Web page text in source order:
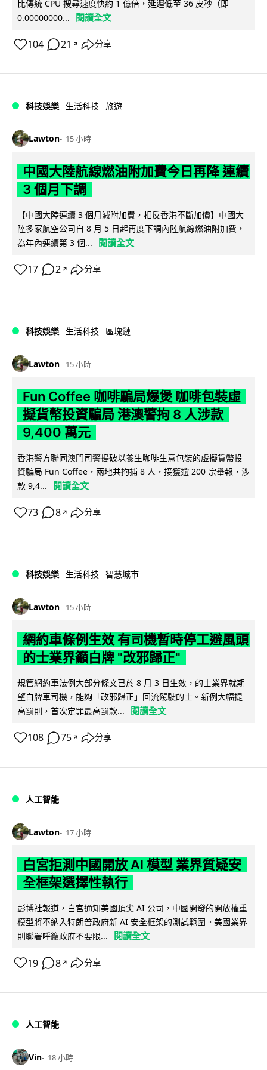
比傳統 CPU 搜尋速度快約 1 億倍，延遲低至 36 皮秒（即
0.00000000...
閱讀全文
104 21 ↗ 分享
科技娛樂 生活科技 旅遊
Lawton 15 小時
中國大陸航線燃油附加費今日再降 連續
3 個月下調
【中國大陸連續 3 個月減附加費，相反香港不斷加價】中國大
陸多家航空公司自 8 月 5 日起再度下調內陸航線燃油附加費，
為年內連續第 3 個...
閱讀全文
17 2 ↗ 分享
科技娛樂 生活科技 區塊鏈
Lawton 15 小時
Fun Coffee 咖啡騙局爆煲 咖啡包裝虛
擬貨幣投資騙局 港澳警拘 8 人涉款
9,400 萬元
香港警方聯同澳門司警搗破以養生咖啡生意包裝的虛擬貨幣投
資騙局 Fun Coffee，兩地共拘捕 8 人，接獲逾 200 宗舉報，涉
款 9,4...
閱讀全文
73 8 ↗ 分享
科技娛樂 生活科技 智慧城市
Lawton 15 小時
網約車條例生效 有司機暫時停工避風頭
的士業界籲白牌 "改邪歸正"
規管網約車法例大部分條文已於 8 月 3 日生效，的士業界就期
望白牌車司機，能夠「改邪歸正」回流駕駛的士。新例大幅提
高罰則，首次定罪最高罰款...
閱讀全文
108 75 ↗ 分享
人工智能
Lawton 17 小時
白宮拒測中國開放 AI 模型 業界質疑安
全框架選擇性執行
彭博社報道，白宮通知美國頂尖 AI 公司，中國開發的開放權重
模型將不納入特朗普政府新 AI 安全框架的測試範圍。美國業界
則聯署呼籲政府不要限...
閱讀全文
19 8 ↗ 分享
人工智能
Vin 18 小時